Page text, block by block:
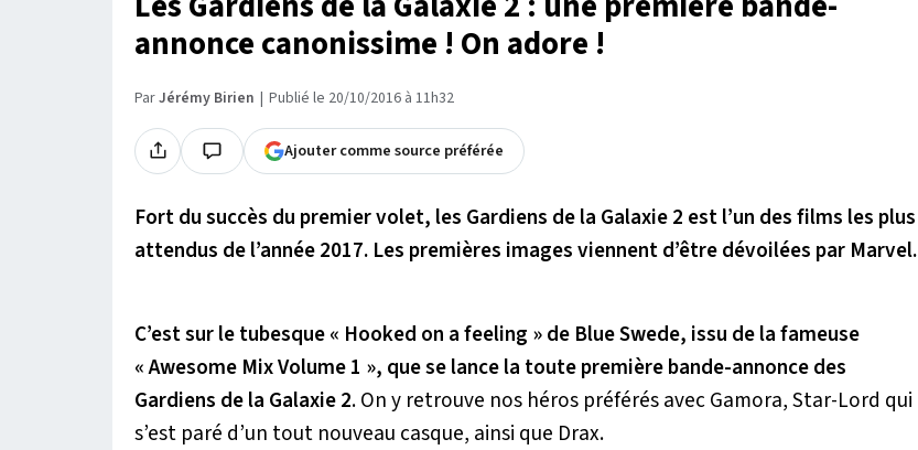
annonce canonissime ! On adore !
ParJérémy Birien Publié le 20/10/2016 à 11h32
Ajouter comme source préférée
Fort du succès du premier volet, les Gardiens de la Galaxie 2 est l’un des films les plus
attendus de l’année 2017. Les premières images viennent d’être dévoilées par Marvel.
C’est sur le tubesque « Hooked on a feeling » de Blue Swede, issu de la fameuse
« Awesome Mix Volume 1 », que se lance la toute première bande-annonce des
Gardiens de la Galaxie 2. On y retrouve nos héros préférés avec Gamora, Star-Lord qui
s’est paré d’un tout nouveau casque, ainsi que Drax.